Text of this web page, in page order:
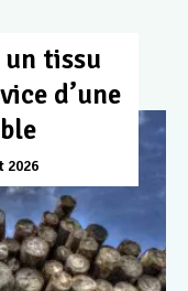
tissu
d’une
2026